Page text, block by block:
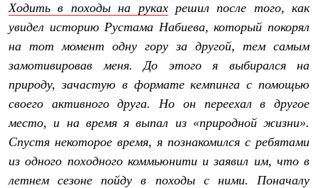
Отцы основатели
Производство
Баск в вашем городе
Контроль качества
Технологии
Команда Баск
Сотрудничество
Дилерам
Корпоративным клиентам
Услуги
Медиа
Ходить в походы на рукахрешил после того, как
увидел историю Рустама Набиева, который покорял
на тот момент одну гору за другой, тем самым
замотивировав меня. До этого я выбирался на
природу, зачастую в формате кемпинга с помощью
своего активного друга. Но он переехал в другое
место, и на время я выпал из «природной жизни».
Спустя некоторое время, я познакомился с ребятами
из одного походного коммьюнити и заявил им, что в
летнем сезоне пойду в походы с ними. Поначалу